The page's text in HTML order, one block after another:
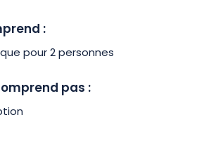
:
pour 2 personnes
pas :